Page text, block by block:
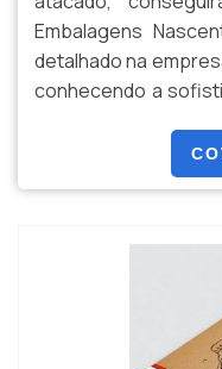
Embalagens
detalhado na
conhecendo a
ATACADOQuem
atacado em
empresa tem em